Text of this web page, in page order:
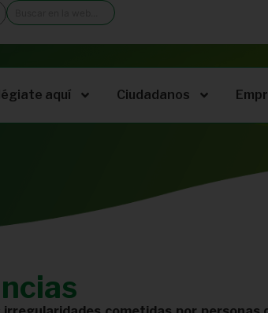
aquí Ciudadanos